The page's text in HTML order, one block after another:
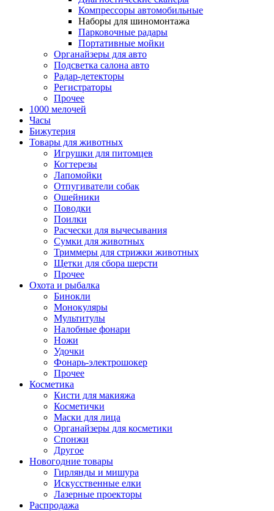
Компрессоры автомобильные
Наборы для шиномонтажа
Парковочные радары
Портативные мойки
Органайзеры для авто
Подсветка салона авто
Радар-детекторы
Регистраторы
Прочее
1000 мелочей
Часы
Бижутерия
Товары для животных
Игрушки для питомцев
Когтерезы
Лапомойки
Отпугиватели собак
Ошейники
Поводки
Поилки
Расчески для вычесывания
Сумки для животных
Триммеры для стрижки животных
Щетки для сбора шерсти
Прочее
Охота и рыбалка
Бинокли
Монокуляры
Мультитулы
Налобные фонари
Ножи
Удочки
Фонарь-электрошокер
Прочее
Косметика
Кисти для макияжа
Косметички
Маски для лица
Органайзеры для косметики
Спонжи
Другое
Новогодние товары
Гирлянды и мишура
Искусственные елки
Лазерные проекторы
Распродажа